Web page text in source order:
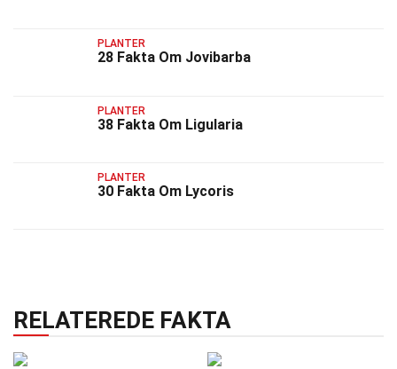
PLANTER
28 Fakta Om Jovibarba
PLANTER
38 Fakta Om Ligularia
PLANTER
30 Fakta Om Lycoris
RELATEREDE FAKTA